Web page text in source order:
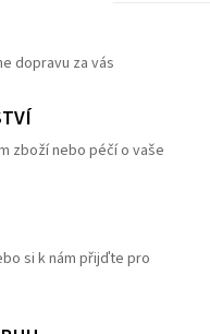
dopravu za vás
zboží nebo péčí o vaše
si k nám přijďte pro